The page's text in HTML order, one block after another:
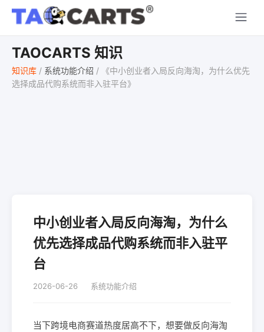
TAOCARTS 知识
知识库 / 系统功能介绍 /
《中小创业者入局反向海淘，为什么优先
选择成品代购系统而非入驻平台》
中小创业者入局反向海淘，为什么
优先选择成品代购系统而非入驻平
台
2026-06-26 系统功能介绍
当下跨境电商赛道热度居高不下，想要做反向海淘